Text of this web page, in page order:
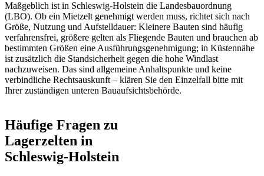
Maßgeblich ist in Schleswig-Holstein die Landesbauordnung
(LBO). Ob ein Mietzelt genehmigt werden muss, richtet sich nach
Größe, Nutzung und Aufstelldauer: Kleinere Bauten sind häufig
verfahrensfrei, größere gelten als Fliegende Bauten und brauchen ab
bestimmten Größen eine Ausführungsgenehmigung; in Küstennähe
ist zusätzlich die Standsicherheit gegen die hohe Windlast
nachzuweisen. Das sind allgemeine Anhaltspunkte und keine
verbindliche Rechtsauskunft – klären Sie den Einzelfall bitte mit
Ihrer zuständigen unteren Bauaufsichtsbehörde.
Häufige Fragen zu
Lagerzelten in
Schleswig-Holstein